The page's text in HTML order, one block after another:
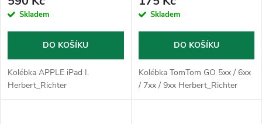
r
o
d
u
r
d
u
Skladem
DO KOŠÍKU
Kolébka APPLE iPad I.
Herbert_Richter
Skladem
DO KOŠÍKU
Kolébka TomTom GO 5xx / 6xx
/ 7xx / 9xx Herbert_Richter